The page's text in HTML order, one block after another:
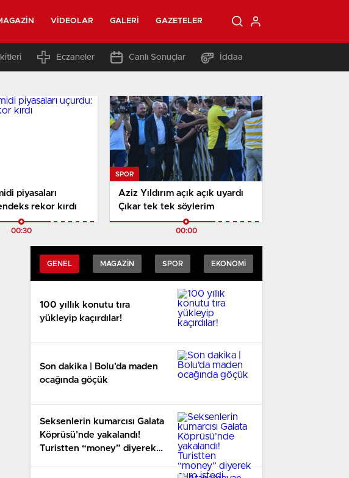
VIDEOLAR GALERI GAZETELER
Eczaneler Canlı Sonuçlar İddaa
piyasaları
rekor kırdı
00:30
SPOR
Aziz Yıldırım açık açık uyardı
Çıkar tek tek söylerim
00:00
GENEL MAGAZIN SPOR EKONOMI
100 yıllık konutu tıra
yükleyip kaçırdılar!
Son dakika | Bolu’da maden
ocağında göçük
Seksenlerin kumarcısı Galata
Köprüsü’nde yakalandı!
Turistten “money” diyerek